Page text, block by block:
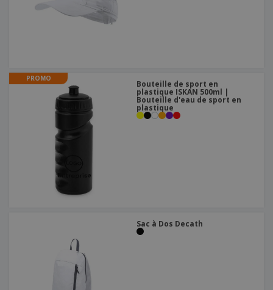
PROMO
Bouteille de sport en
plastique ISKAN 500ml |
Bouteille d'eau de sport en
plastique
Sac à Dos Decath